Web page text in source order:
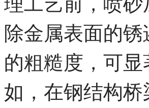
除金属表面的
的粗糙度，可
如，在钢结构